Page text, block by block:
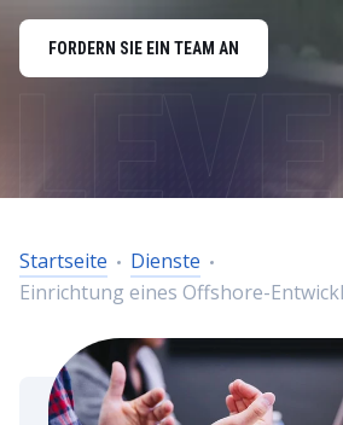
FORDERN SIE EIN TEAM AN
Startseite
Dienste
Einrichtung eines Offshore-